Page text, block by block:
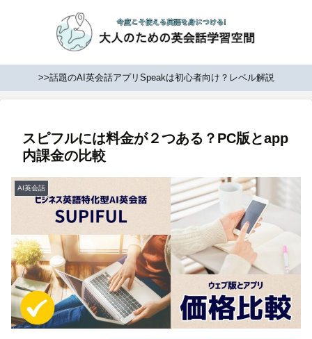
>>話題のAI英会話アプリSpeakは初心者向け？レベル解説
スピフルには料金が２つある？PC版とapp
内課金の比較
AI英会話